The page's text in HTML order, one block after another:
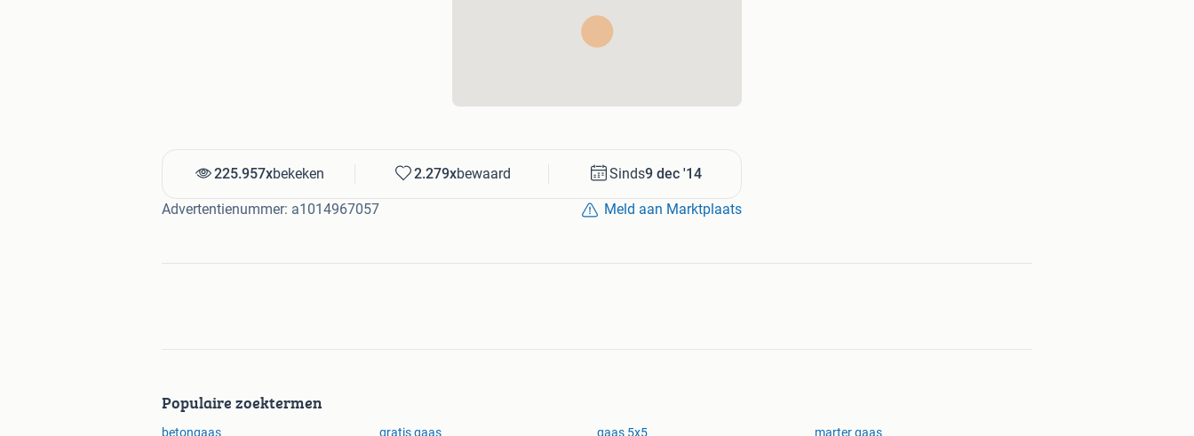
225.957xbekeken 2.279xbewaard Sinds9 dec '14
Advertentienummer: a1014967057 Meld aan Marktplaats
Populaire zoektermen
betongaas gratis gaas gaas 5x5
marter gaas